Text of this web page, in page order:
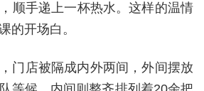
顺手递上一杯热水。这样的温情
的开场白。
门店被隔成内外两间，外间摆放